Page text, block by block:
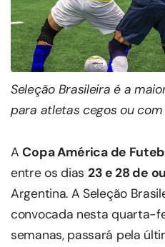
Seleção Brasileira é a
para atletas cegos ou
ACopa América de
entre os dias 23 e 28 de
Argentina. A Seleção
convocada nesta quarta-
semanas, passará pela